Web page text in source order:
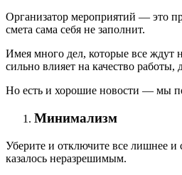
Организатор мероприятий — это
смета сама себя не заполнит.
Имея много дел, которые все ждут
сильно влияет на качество
Но есть и хорошие новости — мы
Минимализм
Уберите и отключите все лишнее и
казалось неразрешимым.